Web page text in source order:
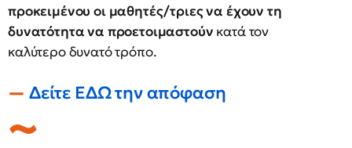
προκειμένου οι μαθητές/τριες να έχουν τη
δυνατότητα να προετοιμαστούν κατά τον
καλύτερο δυνατό τρόπο.
Δείτε ΕΔΩ την απόφαση